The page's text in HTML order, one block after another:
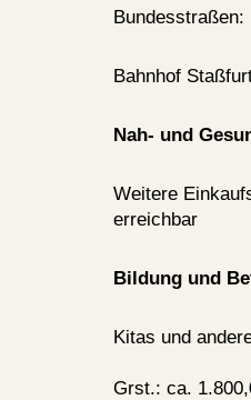
Bundesstraßen:
Bahnhof
Nah- und
Weitere
erreichbar
Bildung und
Kitas und
Grst.: ca.